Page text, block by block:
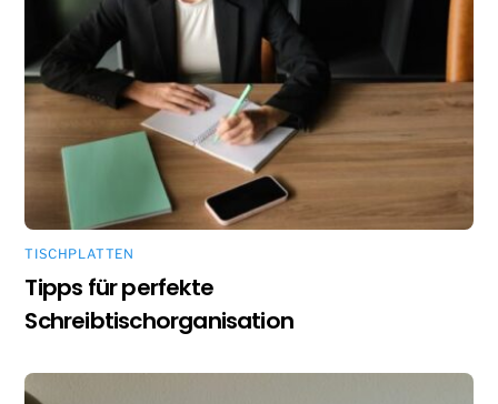
TISCHPLATTEN
Tipps für perfekte
Schreibtischorganisation